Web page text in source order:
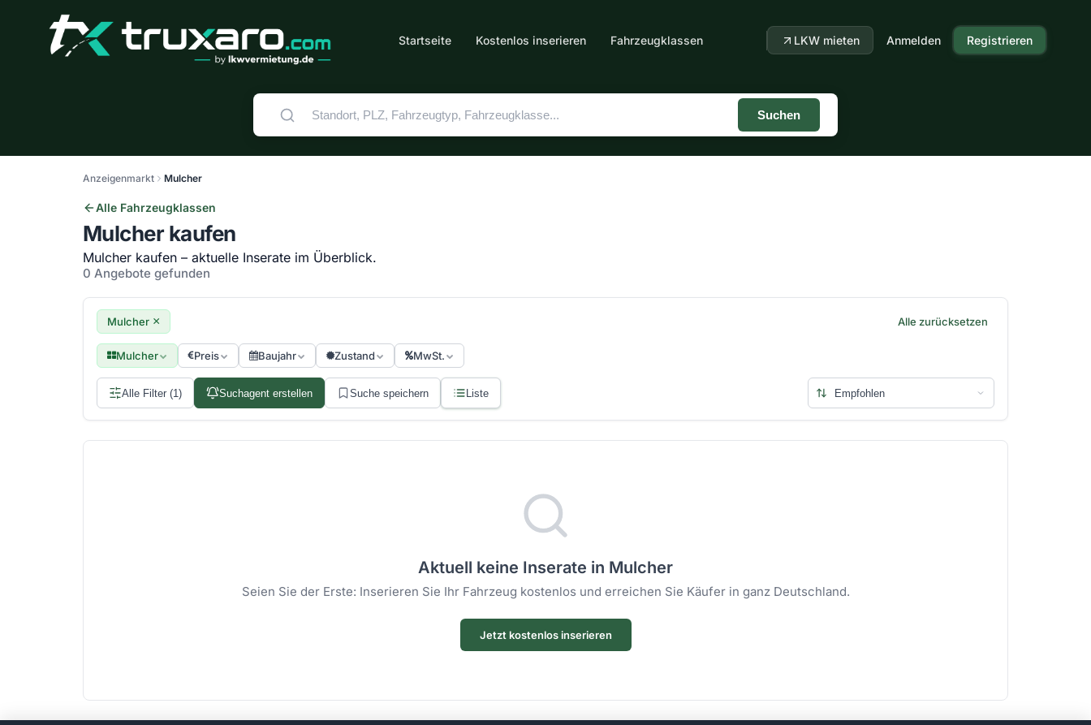
Startseite Kostenlos inserieren Fahrzeugklassen LKW mieten Anmelden Registrieren
Suchen
Anzeigenmarkt Mulcher
Alle Fahrzeugklassen
Mulcher kaufen
Mulcher kaufen – aktuelle Inserate im Überblick.
0 Angebote gefunden
Mulcher × Alle zurücksetzen
Mulcher Preis Baujahr Zustand MwSt.
Alle Filter (1) Suchagent erstellen Suche speichern Liste
Aktuell keine Inserate in Mulcher
Seien Sie der Erste: Inserieren Sie Ihr Fahrzeug kostenlos und erreichen Sie Käufer in ganz Deutschland.
Jetzt kostenlos inserieren